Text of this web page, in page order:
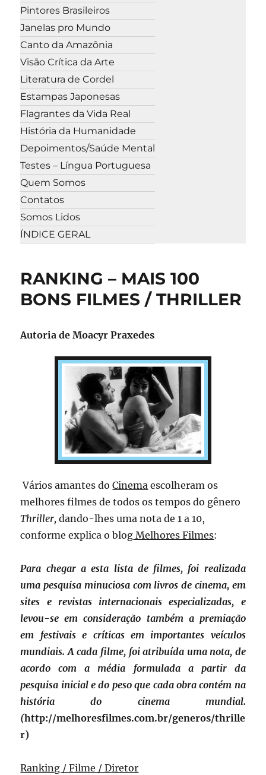
Pintores Brasileiros
Janelas pro Mundo
Canto da Amazônia
Visão Crítica da Arte
Literatura de Cordel
Estampas Japonesas
Flagrantes da Vida Real
História da Humanidade
Depoimentos/Saúde Mental
Testes – Língua Portuguesa
Quem Somos
Contatos
Somos Lidos
ÍNDICE GERAL
RANKING – MAIS 100
BONS FILMES / THRILLER
Autoria de Moacyr Praxedes
Vários amantes doCinema escolheram os
melhores filmes de todos os tempos do gênero
Thriller, dando-lhes uma nota de 1 a 10,
conforme explica o blog Melhores Filmes:
Para chegar a esta lista de filmes, foi realizada
uma pesquisa minuciosa com livros de cinema, em
sites e revistas internacionais especializadas, e
levou-se em consideração também a premiação
em festivais e críticas em importantes veículos
mundiais. A cada filme, foi atribuída uma nota, de
acordo com a média formulada a partir da
pesquisa inicial e do peso que cada obra contém na
história do cinema mundial.
(http://melhoresfilmes.com.br/generos/thrille
r)
Ranking / Filme / Diretor